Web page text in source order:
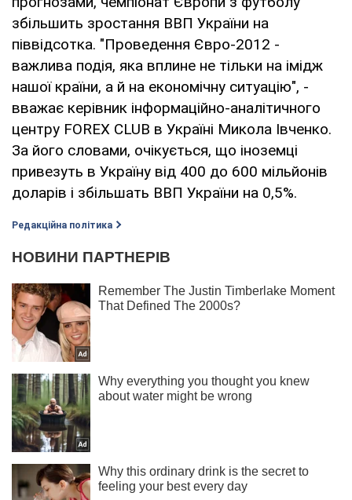
збільшить зростання ВВП України на
піввідсотка. "Проведення Євро-2012 -
важлива подія, яка вплине не тільки на імідж
нашої країни, а й на економічну ситуацію", -
вважає керівник інформаційно-аналітичного
центру FOREX CLUB в Україні Микола Івченко.
За його словами, очікується, що іноземці
привезуть в Україну від 400 до 600 мільйонів
доларів і збільшать ВВП України на 0,5%.
Редакційна політика